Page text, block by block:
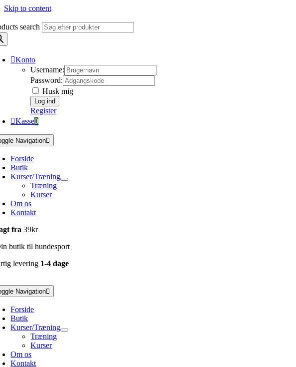
Skip to content
search
Konto
Username:
Password:
Husk mig
Register
Kasse0
Navigation
Forside
Butik
Kurser/Træning
Træning
Kurser
Om os
Kontakt
fra39kr
butik til hundesport
levering 1-4 dage
Navigation
Forside
Butik
Kurser/Træning
Træning
Kurser
Om os
Kontakt